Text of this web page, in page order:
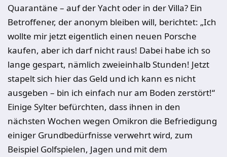
Quarantäne – auf der Yacht oder in der Villa? Ein
Betroffener, der anonym bleiben will, berichtet: „Ich
wollte mir jetzt eigentlich einen neuen Porsche
kaufen, aber ich darf nicht raus! Dabei habe ich so
lange gespart, nämlich zweieinhalb Stunden! Jetzt
stapelt sich hier das Geld und ich kann es nicht
ausgeben – bin ich einfach nur am Boden zerstört!“
Einige Sylter befürchten, dass ihnen in den
nächsten Wochen wegen Omikron die Befriedigung
einiger Grundbedürfnisse verwehrt wird, zum
Beispiel Golfspielen, Jagen und mit dem